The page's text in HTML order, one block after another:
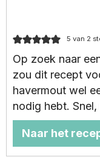
5 van 2
Op zoek naar
zou dit recept
havermout wel
nodig hebt.
Naar het